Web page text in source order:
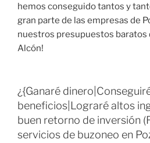
hemos conseguido tantos y
gran parte de las empresas de
nuestros presupuestos baratos
Alcón!
¿{Ganaré
beneficios|Lograré altos
buen retorno de inversión
servicios de buzoneo en